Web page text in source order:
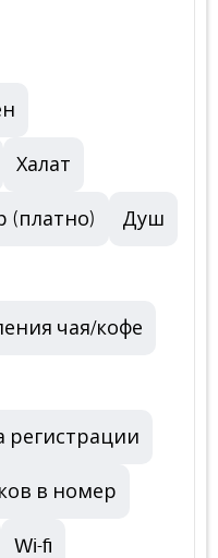
Халат
(платно) Душ
чая/кофе
регистрации
в номер
Wi-fi